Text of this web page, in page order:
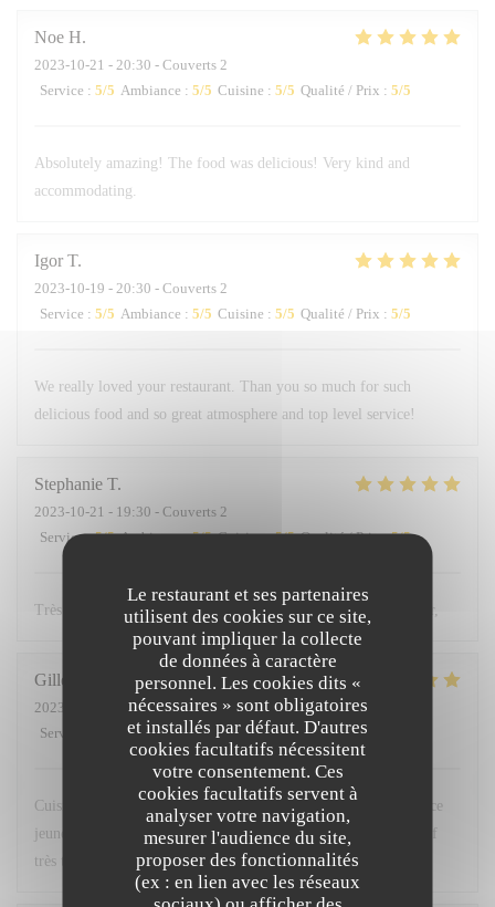
Le restaurant et ses partenaires
utilisent des cookies sur ce site,
pouvant impliquer la collecte
de données à caractère
personnel. Les cookies dits «
nécessaires » sont obligatoires
et installés par défaut. D'autres
cookies facultatifs nécessitent
votre consentement. Ces
cookies facultatifs servent à
analyser votre navigation,
mesurer l'audience du site,
proposer des fonctionnalités
(ex : en lien avec les réseaux
Noe H
2023-10-21 - 20:30 - Couverts 2
Service : 5/5 Ambiance : 5/5 Cuisine : 5/5 Qualité / Prix : 5/5
Absolutely amazing! The food was delicious! Very kind and
accommodating.
Igor T
2023-10-19 - 20:30 - Couverts 2
Service : 5/5 Ambiance : 5/5 Cuisine : 5/5 Qualité / Prix : 5/5
We really loved your restaurant. Than you so much for such
delicious food and so great atmosphere and top level service!
Stephanie T
2023-10-21 - 19:30 - Couverts 2
Service: 5/5 Ambiance: 5/5 Cuisine: 5/5 Qualité / Prix: 5/5
Très agréable, excellents produits, Équipe pro , adresse à retenir,
Gilles
2023-10-20
- 20:00 - Couverts 4
Service
Ambiance: 5/5 Cuisine: 5/5 Qualité / Prix
Cuisine délicate et sensible. Belle association des saveurs. Service
jeune, sérieux et agréable. Belle carte des vins. Le tout à un tarif
très très abordable. Bravo à l’équipe.